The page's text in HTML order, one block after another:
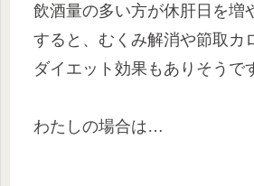
飲酒量の多い方が休肝日を増
すると、むくみ解消や節取カ
ダイエット効果もありそうで
わたしの場合は…